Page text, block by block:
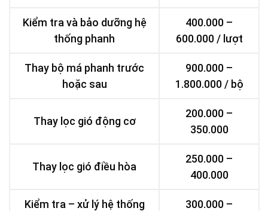
Kiểm tra và bảo dưỡng hệ
thống phanh
400.000 –
600.000 / lượt
Thay bộ má phanh trước
hoặc sau
900.000 –
1.800.000 / bộ
Thay lọc gió động cơ
200.000 –
350.000
Thay lọc gió điều hòa
250.000 –
400.000
Kiểm tra – xử lý hệ thống
300.000 –